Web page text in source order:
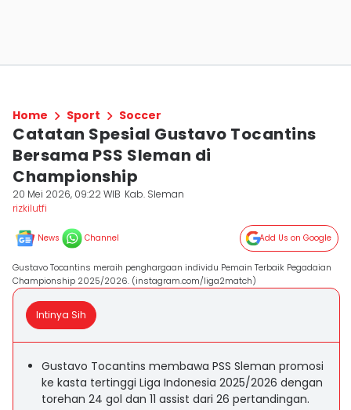
Home Sport Soccer
Catatan Spesial Gustavo Tocantins
Bersama PSS Sleman di
Championship
20 Mei 2026, 09:22 WIB Kab. Sleman
rizkilutfi
News Channel Add Us on Google
Gustavo Tocantins meraih penghargaan individu Pemain Terbaik Pegadaian
Championship 2025/2026. (instagram.com/liga2match)
Intinya Sih
Gustavo Tocantins membawa PSS Sleman promosi
ke kasta tertinggi Liga Indonesia 2025/2026 dengan
torehan 24 gol dan 11 assist dari 26 pertandingan.